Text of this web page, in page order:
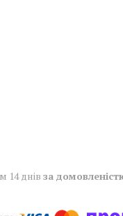
14 днів за